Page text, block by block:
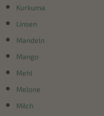
Kurkuma
Linsen
Mandeln
Mango
Mehl
Melone
Milch